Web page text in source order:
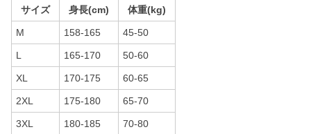
サイズ 身長(cm) 体重(kg)
M 158-165 45-50
L 165-170 50-60
XL 170-175 60-65
2XL 175-180 65-70
3XL 180-185 70-80